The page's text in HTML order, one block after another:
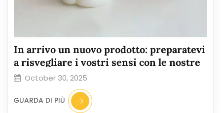
In arrivo un nuovo prodotto: preparatevi
a risvegliare i vostri sensi con le nostre
candele artigianali!
October 30, 2025
GUARDA DI PIÙ